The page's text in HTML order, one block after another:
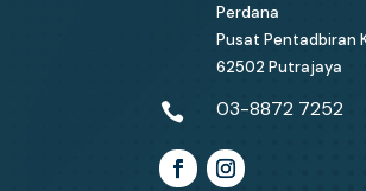
Perdana
Pusat Pentadbiran
62502 Putrajaya
 03-8872 7252